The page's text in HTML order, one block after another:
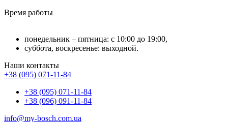
Время работы
понедельник – пятница: с 10:00 до 19:00,
суббота, воскресенье: выходной.
Наши контакты
+38 (095) 071-11-84
+38 (095) 071-11-84
+38 (096) 091-11-84
info@my-bosch.com.ua